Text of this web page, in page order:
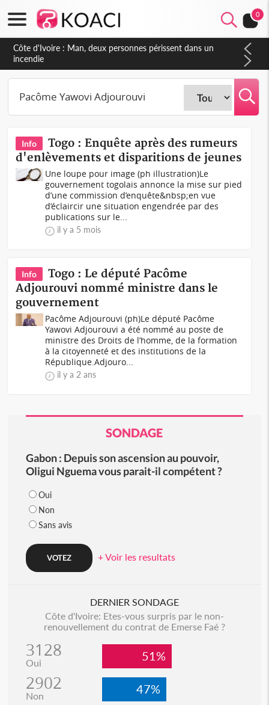
0
Côte d'Ivoire : Man, deux personnes périssent dans un
incendie
Info
Togo : Enquête après des rumeurs
d'enlèvements et disparitions de jeunes
Une loupe pour image (ph illustration)Le
gouvernement togolais annonce la mise sur pied
d’une commission d’enquête&nbsp;en vue
d’éclaircir une situation engendrée par des
publications sur le...
il y a 5 mois
Info
Togo : Le député Pacôme
Adjourouvi nommé ministre dans le
gouvernement
Pacôme Adjourouvi (ph)Le député Pacôme
Yawovi Adjourouvi a été nommé au poste de
ministre des Droits de l’homme, de la formation
à la citoyenneté et des institutions de la
République.Adjouro...
il y a 2 ans
SONDAGE
Gabon : Depuis son ascension au pouvoir,
Oligui Nguema vous parait-il compétent ?
Oui
Non
Sans avis
+ Voir les resultats
DERNIER SONDAGE
Côte d'Ivoire: Etes-vous surpris par le non-
renouvellement du contrat de Emerse Faé ?
3128
Oui 51%
2902
Non 47%